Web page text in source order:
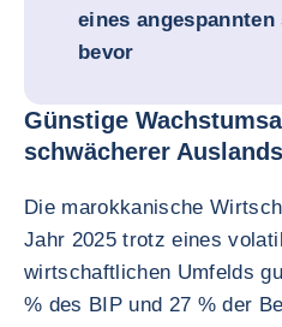
eines
bevor
Günstige
schwächerer
Die marokkanische
Jahr 2025 trotz eines
wirtschaftlichen Umfelds
% des BIP und 27 % der